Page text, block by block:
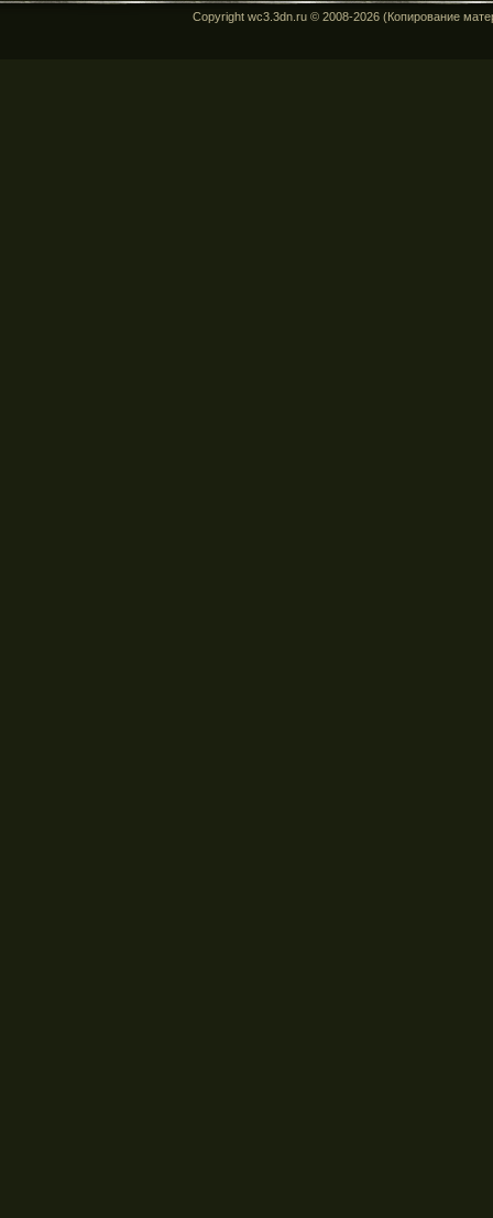
Copyright wc3.3dn.ru © 2008-2026 (Копирование